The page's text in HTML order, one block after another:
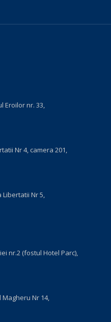
Eroilor nr. 33,
Nr 4, camera 201,
Libertatii Nr 5,
nr.2 (fostul Hotel Parc),
Magheru Nr 14,